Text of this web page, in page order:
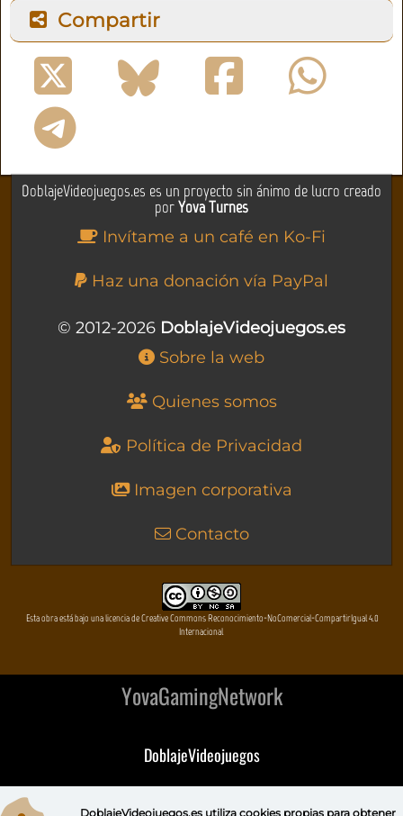
Compartir
DoblajeVideojuegos.es es un proyecto sin ánimo de lucro creado
porYova Turnes
Invítame a un café en Ko-Fi
Haz una donación vía PayPal
© 2012-2026 DoblajeVideojuegos.es
Sobre la web
Quienes somos
Política de Privacidad
Imagen corporativa
Contacto
Esta obra está bajo una licencia de Creative Commons Reconocimiento-NoComercial-CompartirIgual 4.0
Internacional
YovaGamingNetwork
DoblajeVideojuegos
DeVuego
DoblajeVideojuegos.es utiliza cookies propiaspara obtener